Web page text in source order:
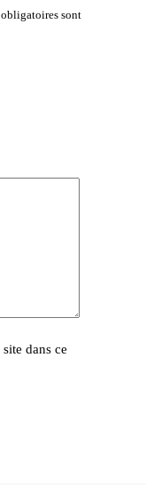
obligatoires sont
dans ce